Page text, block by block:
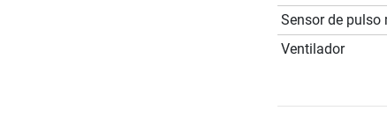
Sensor de pulso
Ventilador